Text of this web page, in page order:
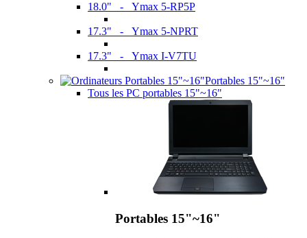
18.0" - Ymax 5-RP5P
17.3" - Ymax 5-NPRT
17.3" - Ymax I-V7TU
Portables 15"~16"
Tous les PC portables 15"~16"
Portables 15"~16"